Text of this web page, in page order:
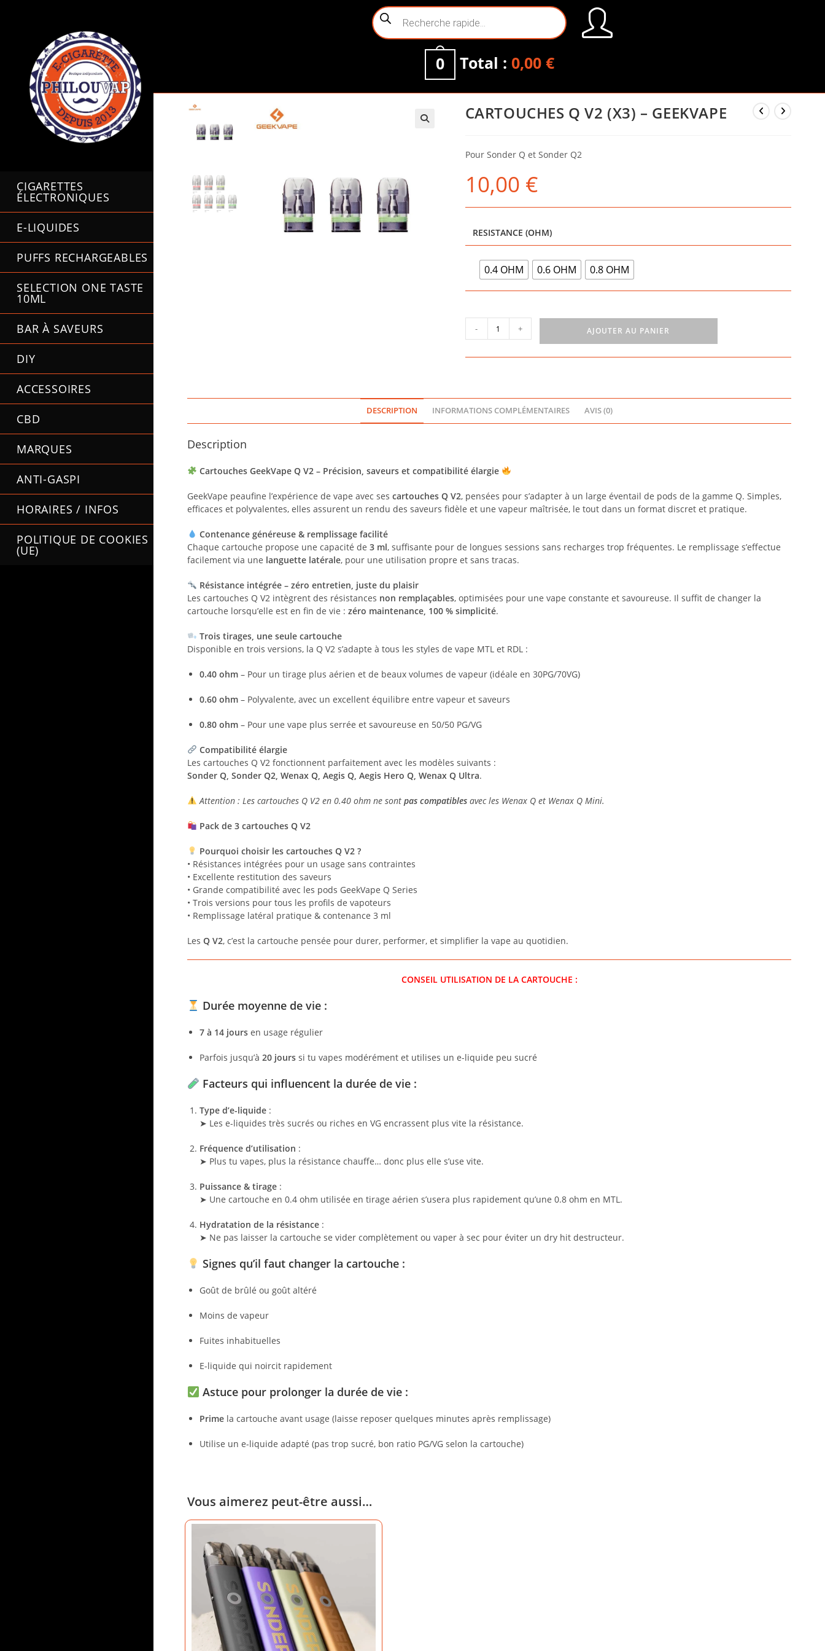
Recherche
de
0 Total : 0,00 €
CIGARETTES
ÉLECTRONIQUES
E-LIQUIDES
PUFFS RECHARGEABLES
SELECTION ONE TASTE
10ML
BAR À SAVEURS
DIY
ACCESSOIRES
CBD
MARQUES
ANTI-GASPI
HORAIRES / INFOS
POLITIQUE DE COOKIES
(UE)
CARTOUCHES Q V2 (X3) – GEEKVAPE
Pour Sonder Q et Sonder Q2
10,00 €
RESISTANCE (OHM)
0.4 OHM 0.6 OHM 0.8 OHM
quantité
de
-
GEEKVAPE
- + AJOUTER AU PANIER
DESCRIPTION INFORMATIONS COMPLÉMENTAIRES AVIS (0)
Description
Cartouches GeekVape Q V2 – Précision, saveurs et compatibilité élargie
GeekVape peaufine l’expérience de vape avec ses cartouches Q V2, pensées pour s’adapter à un large éventail de pods de la gamme Q. Simples,
efficaces et polyvalentes, elles assurent un rendu des saveurs fidèle et une vapeur maîtrisée, le tout dans un format discret et pratique.
Contenance généreuse & remplissage facilité
Chaque cartouche propose une capacité de 3 ml, suffisante pour de longues sessions sans recharges trop fréquentes. Le remplissage s’effectue
facilement via une languette latérale, pour une utilisation propre et sans tracas.
Résistance intégrée – zéro entretien, juste du plaisir
Les cartouches Q V2 intègrent des résistances non remplaçables, optimisées pour une vape constante et savoureuse. Il suffit de changer la
cartouche lorsqu’elle est en fin de vie : zéro maintenance, 100 % simplicité.
Trois tirages, une seule cartouche
Disponible en trois versions, la Q V2 s’adapte à tous les styles de vape MTL et RDL :
0.40 ohm– Pour un tirage plus aérien et de beaux volumes de vapeur (idéale en 30PG/70VG)
0.60 ohm– Polyvalente, avec un excellent équilibre entre vapeur et saveurs
0.80 ohm– Pour une vape plus serrée et savoureuse en 50/50 PG/VG
Compatibilité élargie
Les cartouches Q V2 fonctionnent parfaitement avec les modèles suivants :
Sonder Q, Sonder Q2, Wenax Q, Aegis Q, Aegis Hero Q, Wenax Q Ultra.
Attention : Les cartouches Q V2 en 0.40 ohm ne sont pas compatiblesavec les Wenax Q et Wenax Q Mini.
Pack de 3 cartouches Q V2
Pourquoi choisir les cartouches Q V2 ?
• Résistances intégrées pour un usage sans contraintes
• Excellente restitution des saveurs
• Grande compatibilité avec les pods GeekVape Q Series
• Trois versions pour tous les profils de vapoteurs
• Remplissage latéral pratique & contenance 3 ml
Les Q V2, c’est la cartouche pensée pour durer, performer, et simplifier la vape au quotidien.
CONSEIL UTILISATION DE LA CARTOUCHE :
Durée moyenne de vie :
7 à 14 joursen usage régulier
Parfois jusqu’à 20 jourssi tu vapes modérément et utilises un e-liquide peu sucré
Facteurs qui influencent la durée de vie :
Type d’e-liquide:
➤ Les e-liquides très sucrés ou riches en VG encrassent plus vite la résistance.
Fréquence d’utilisation :
➤ Plus tu vapes, plus la résistance chauffe… donc plus elle s’use vite.
Puissance & tirage:
➤ Une cartouche en 0.4 ohm utilisée en tirage aérien s’usera plus rapidement qu’une 0.8 ohm en MTL.
Hydratation de la résistance:
➤ Ne pas laisser la cartouche se vider complètement ou vaper à sec pour éviter un dry hit destructeur.
Signes qu’il faut changer la cartouche :
Goût de brûlé ou goût altéré
Moins de vapeur
Fuites inhabituelles
E-liquide qui noircit rapidement
Astuce pour prolonger la durée de vie :
Primela cartouche avant usage (laisse reposer quelques minutes après remplissage)
Utilise un e-liquide adapté (pas trop sucré, bon ratio PG/VG selon la cartouche)
Vous aimerez peut-être aussi…